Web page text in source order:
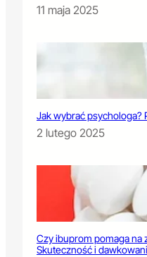
11 maja 2025
Jak wybrać psychologa?
2 lutego 2025
Czy ibuprom pomaga na
Skuteczność i